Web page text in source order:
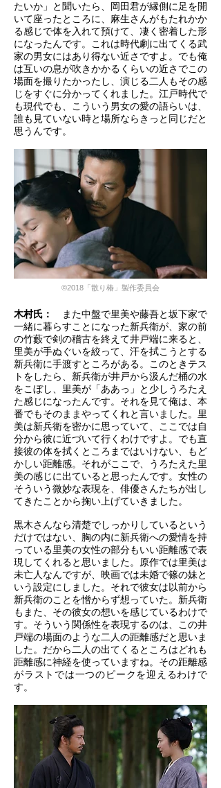
たいか」と聞いたら、岡田君が縁側に足を開
いて座ったところに、麻生さんがもたれかか
る感じで体を入れて預けて、凄く密着した形
になったんです。これは時代劇に出てくる武
家の男女にはあり得ない近さですよ。でも俺
は互いの息が吹きかかるくらいの近さでこの
場面を撮りたかったし、演じる二人もその感
じをすぐに分かってくれました。江戸時代で
も現代でも、こういう男女の愛の語らいは、
誰も見ていない時と場所ならきっと同じだと
思うんです。
©2018「散り椿」製作委員会
木村氏：
また中盤で里美や藤吾と坂下家で
一緒に暮らすことになった新兵衛が、家の前
の竹藪で剣の稽古を終えて井戸端に来ると、
里美が手ぬぐいを絞って、汗を拭こうとする
新兵衛に手渡すところがある。このときテス
トをしたら、新兵衛が井戸から汲んだ桶の水
をこぼし、里美が「ああっ」と少しうろたえ
た感じになったんです。それを見て俺は、本
番でもそのままやってくれと言いました。里
美は新兵衛を密かに思っていて、ここでは自
分から彼に近づいて行くわけですよ。でも直
接彼の体を拭くところまではいけない、もど
かしい距離感。それがここで、うろたえた里
美の感じに出ていると思ったんです。女性の
そういう微妙な表現を、俳優さんたちが出し
てきたことから掬い上げていきました。
黒木さんなら清楚でしっかりしているという
だけではない、胸の内に新兵衛への愛情を持
っている里美の女性の部分もいい距離感で表
現してくれると思いました。原作では里美は
未亡人なんですが、映画では未婚で篠の妹と
いう設定にしました。それで彼女は以前から
新兵衛のことを憎からず想っていた。新兵衛
もまた、その彼女の想いを感じているわけで
す。そういう関係性を表現するのは、この井
戸端の場面のような二人の距離感だと思いま
した。だから二人の出てくるところはどれも
距離感に神経を使っていますね。その距離感
がラストでは一つのピークを迎えるわけで
す。